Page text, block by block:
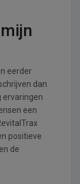
eerder
dan
ervaringen
een
positieve
de